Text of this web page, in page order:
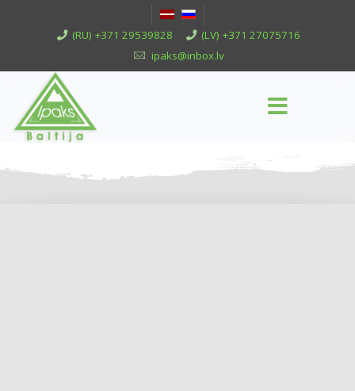
(RU) +371 29539828
(LV) +371 27075716
ipaks@inbox.lv